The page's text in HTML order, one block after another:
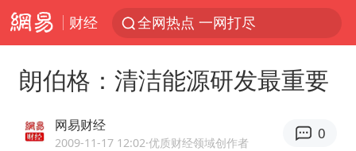
财经 全网热点 一网打尽
朗伯格：清洁能源研发最重要
网易财经
2009-11-17 12:02·优质财经领域创作者
0